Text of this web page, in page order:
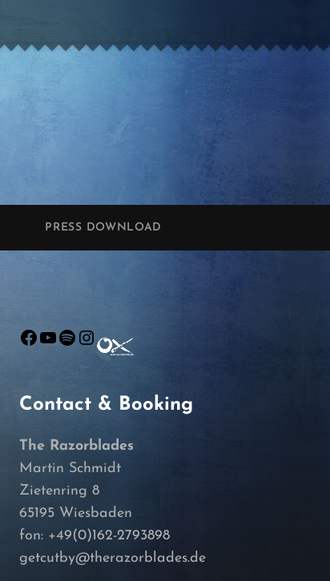
PRESS DOWNLOAD
Facebook
YouTube
Spotify
Instagram
Contact & Booking
The Razorblades
Martin Schmidt
Zietenring 8
65195 Wiesbaden
fon: +49(0)162-2793898
getcutby@therazorblades.de